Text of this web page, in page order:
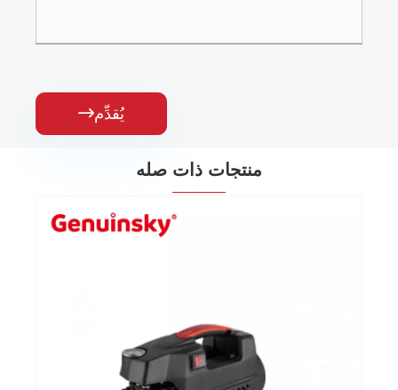
يُقدِّم
منتجات ذات صله